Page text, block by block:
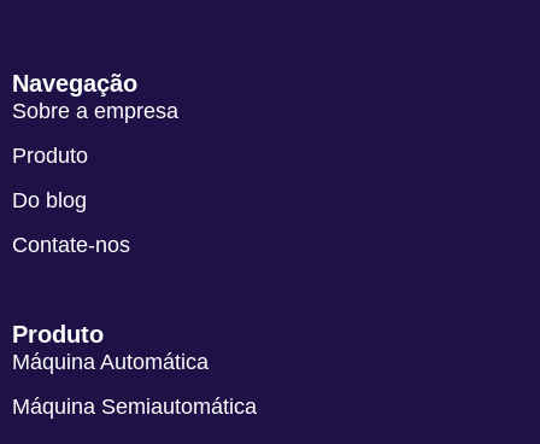
Navegação
Sobre a empresa
Produto
Do blog
Contate-nos
Produto
Máquina Automática
Máquina Semiautomática